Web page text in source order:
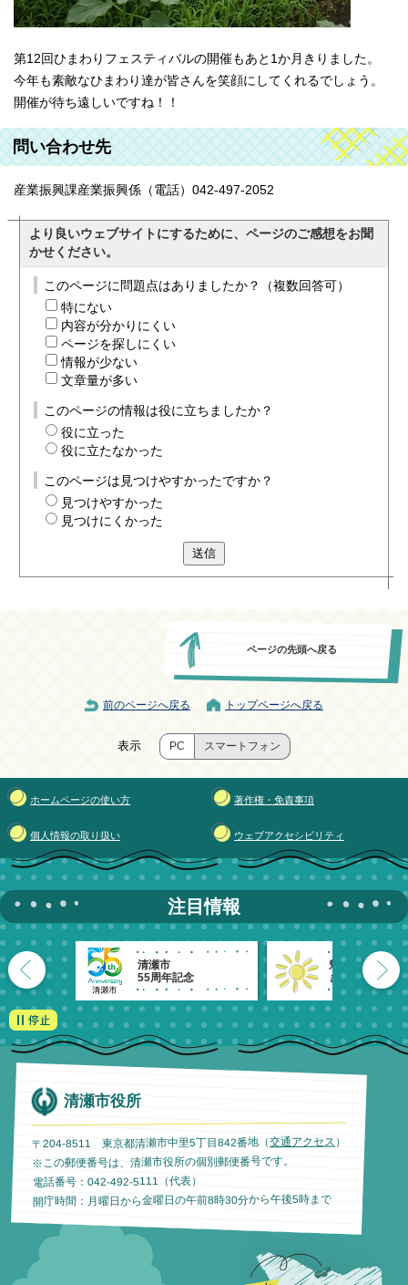
第12回ひまわりフェスティバルの開催もあと1か月きりました。
今年も素敵なひまわり達が皆さんを笑顔にしてくれるでしょう。
開催が待ち遠しいですね！！
問い合わせ先
産業振興課産業振興係（電話）042-497-2052
より良いウェブサイトにするために、ページのご感想をお聞
かせください。
このページに問題点はありましたか？（複数回答可）
特にない
内容が分かりにくい
ページを探しにくい
情報が少ない
文章量が多い
このページの情報は役に立ちましたか？
役に立った
役に立たなかった
このページは見つけやすかったですか？
見つけやすかった
見つけにくかった
送信
ページの先頭へ戻る
前のページへ戻る トップページへ戻る
表示 PC スマートフォン
ホームページの使い方 著作権・免責事項
個人情報の取り扱い ウェブアクセシビリティ
注目情報
清瀬市
55周年記念
魅力発信！
きよせのーと。
清瀬市役所
〒204-8511 東京都清瀬市中里5丁目842番地（交通アクセス ）
※この郵便番号は、清瀬市役所の個別郵便番号です。
電話番号：042-492-5111（代表）
開庁時間：月曜日から金曜日の午前8時30分から午後5時まで